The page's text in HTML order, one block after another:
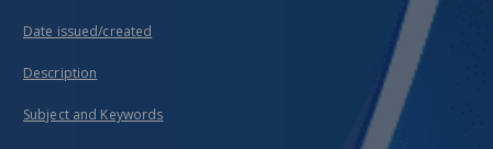
Date issued/created
Description
Subject and Keywords